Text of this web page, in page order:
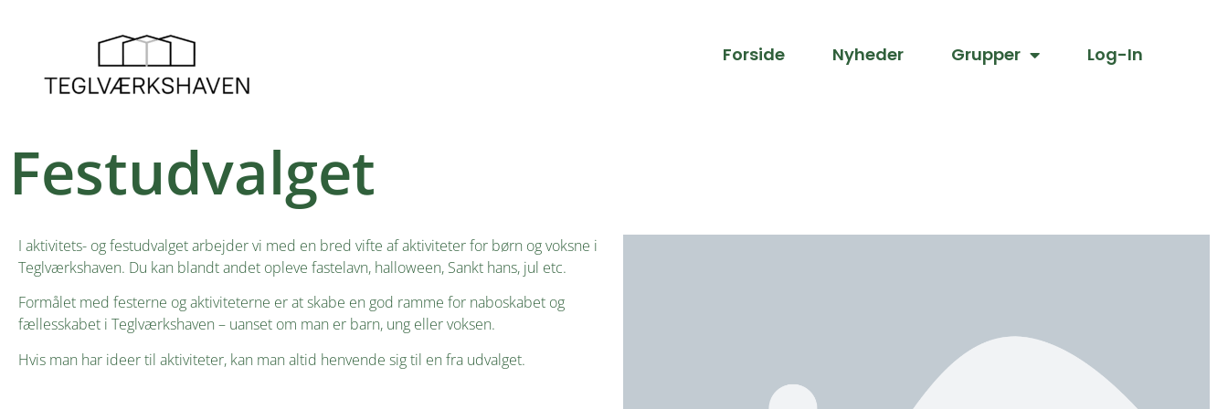
Forside Nyheder Grupper Log-In
Festudvalget
I aktivitets- og festudvalget arbejder vi med en bred vifte af aktiviteter for børn og voksne i
Teglværkshaven. Du kan blandt andet opleve fastelavn, halloween, Sankt hans, jul etc.
Formålet med festerne og aktiviteterne er at skabe en god ramme for naboskabet og
fællesskabet i Teglværkshaven – uanset om man er barn, ung eller voksen.
Hvis man har ideer til aktiviteter, kan man altid henvende sig til en fra udvalget.